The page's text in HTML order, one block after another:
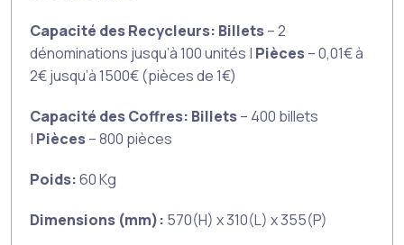
Capacité des Recycleurs: Billets– 2
dénominations jusqu’à 100 unités | Pièces– 0,01€ à
2€ jusqu’à 1500€ (pièces de 1€)
Capacité des Coffres: Billets– 400 billets
| Pièces– 800 pièces
Poids:60 Kg
Dimensions (mm): 570(H) x 310(L) x 355(P)